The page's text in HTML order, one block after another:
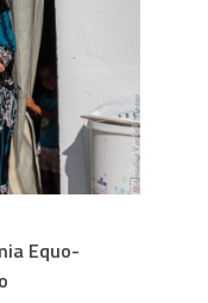
Equo-